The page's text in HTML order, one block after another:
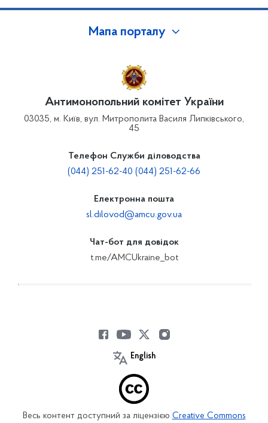
Мапа порталу
Антимонопольний комітет України
03035, м. Київ, вул. Митрополита Василя Липківського,
45
Телефон Служби діловодства
(044) 251-62-40 (044) 251-62-66
Електронна пошта
sl.dilovod@amcu.gov.ua
Чат-бот для довідок
t.me/AMCUkraine_bot
English
Весь контент доступний за ліцензією Creative Commons